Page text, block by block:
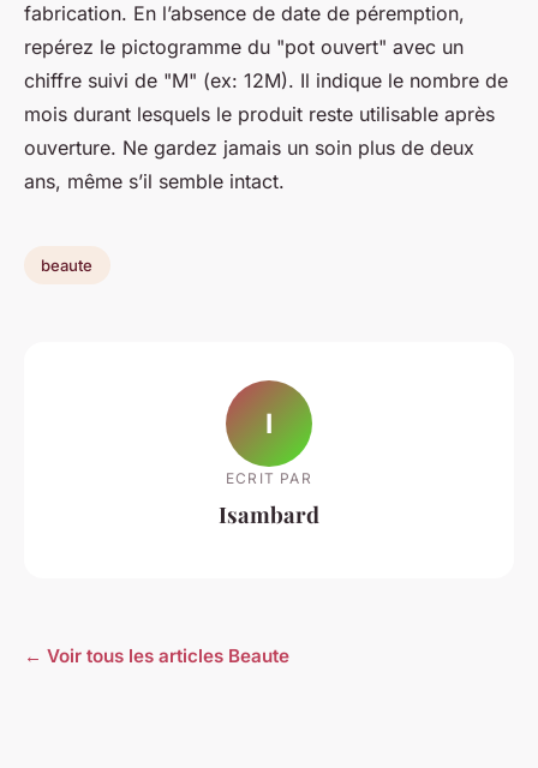
fabrication. En l’absence de date de péremption,
repérez le pictogramme du "pot ouvert" avec un
chiffre suivi de "M" (ex: 12M). Il indique le nombre de
mois durant lesquels le produit reste utilisable après
ouverture. Ne gardez jamais un soin plus de deux
ans, même s’il semble intact.
beaute
I
ECRIT PAR
Isambard
← Voir tous les articles Beaute